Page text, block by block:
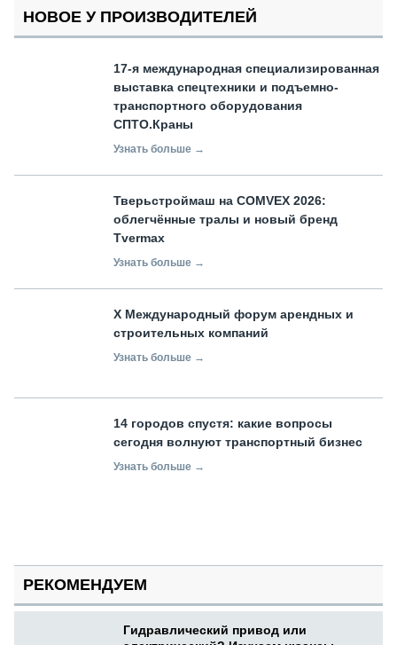
НОВОЕ У ПРОИЗВОДИТЕЛЕЙ
17-я международная специализированная
выставка спецтехники и подъемно-
транспортного оборудования
СПТО.Краны
Узнать больше →
Тверьстроймаш на COMVEX 2026:
облегчённые тралы и новый бренд
Tvermax
Узнать больше →
X Международный форум арендных и
строительных компаний
Узнать больше →
14 городов спустя: какие вопросы
сегодня волнуют транспортный бизнес
Узнать больше →
РЕКОМЕНДУЕМ
Гидравлический привод или